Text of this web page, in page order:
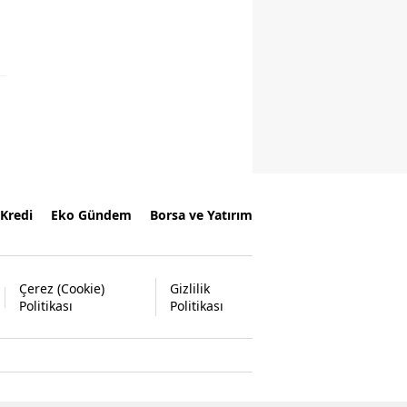
Kredi Eko Gündem Borsa ve Yatırım
Çerez (Cookie)
Politikası
Gizlilik
Politikası